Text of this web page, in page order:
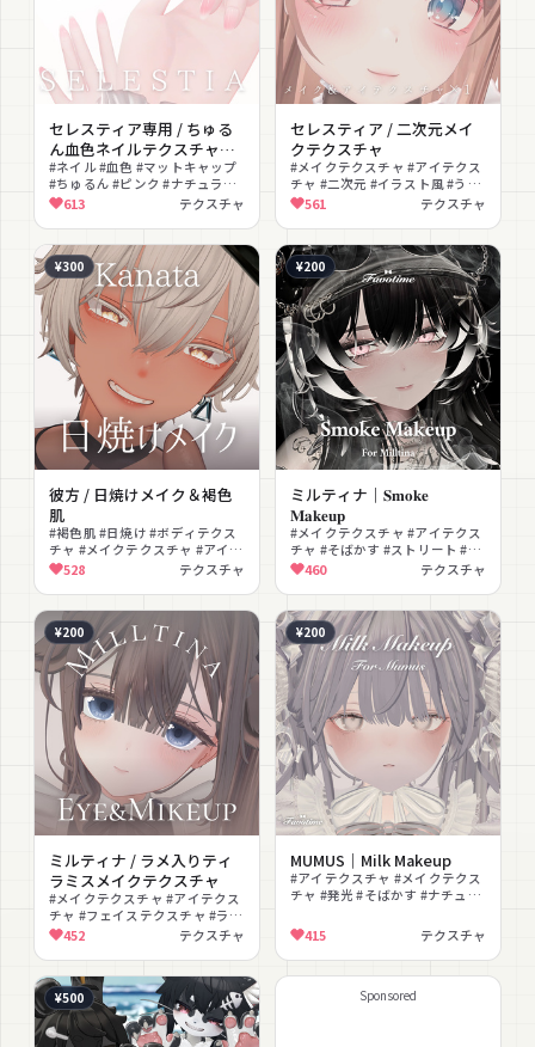
セレスティア専用 / ちゅる
ん血色ネイルテクスチャ＆
マットキャップ
#ネイル #血色 #マットキャップ
#ちゅるん #ピンク #ナチュラル
#つやつや #重ね用 #上品 #テク
613 テクスチャ
セレスティア / 二次元メイ
クテクスチャ
#メイクテクスチャ #アイテクス
チャ #二次元 #イラスト風 #うる
うる #かわいい #PNG #テクスチ
561 テクスチャ
¥300
彼方 / 日焼けメイク＆褐色
肌
#褐色肌 #日焼け #ボディテクス
チャ #メイクテクスチャ #アイテ
クスチャ #男性向け #改変
528 テクスチャ
¥200
ミルティナ｜𝐒𝐦𝐨𝐤𝐞
𝐌𝐚𝐤𝐞𝐮𝐩
#メイクテクスチャ #アイテクス
チャ #そばかす #ストリート #発
光 #ラメ #色変更可能 #VRChat
460 テクスチャ
¥200
ミルティナ / ラメ入りティ
ラミスメイクテクスチャ
#メイクテクスチャ #アイテクス
チャ #フェイステクスチャ #ラメ
#繊細 #発光 #色変え #改変素材
452 テクスチャ
¥200
MUMUS｜Milk Makeup
#アイテクスチャ #メイクテクス
チャ #発光 #そばかす #ナチュラ
ざとかわいい #メイク
415 テクスチャ
¥500 Sponsored